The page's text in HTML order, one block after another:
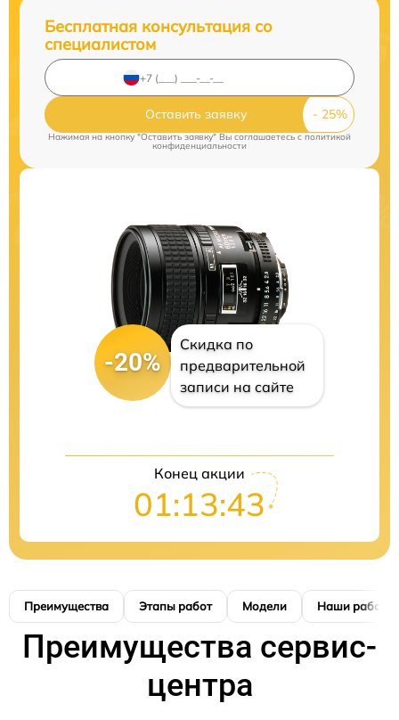
Бесплатная консультация со
специалистом
Оставить заявку
Нажимая на кнопку "Оставить заявку" Вы соглашаетесь cполитикой
конфиденциальности
-20%
Скидка по
предварительной
записи на сайте
Конец акции
01:13:42
Преимущества Этапы работ Модели Наши работы
Преимущества сервис-
центра